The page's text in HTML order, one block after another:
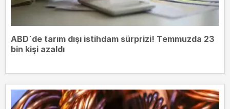
ABD`de tarım dışı istihdam sürprizi! Temmuzda 23
bin kişi azaldı